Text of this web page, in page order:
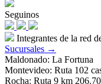
Seguinos
Integrantes de la red
Sucursales →
Maldonado: La Fortuna
Montevideo: Ruta 102
Rocha: Ruta 9 km